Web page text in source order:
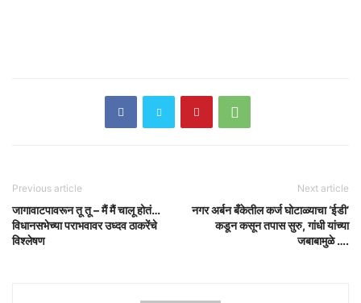
Previous article
जागावाटपावरून तू तू – मैं मैं चालू होतं…
विधानसभेच्या पराभवावर उध्दव ठाकरेंचे
विश्लेषण
Next article
नगर अर्बन बँकेतील कर्ज घोटाळ्याचा ‘ईडी’
कडून कसून तपास सुरु, गांधी यांच्या
जबाबामुळे ….